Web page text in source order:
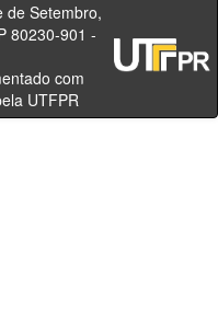
80230-901 -
- Brasil
com
UTFPR